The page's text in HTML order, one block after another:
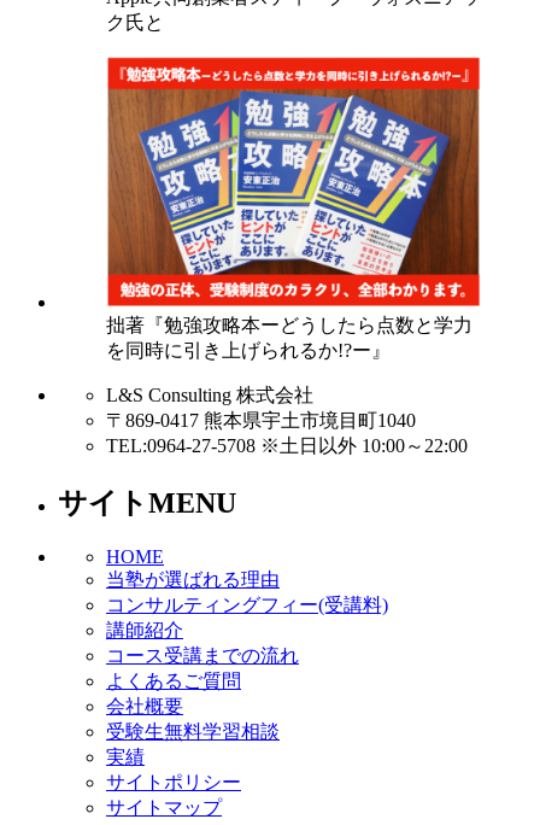
ク氏と
拙著『勉強攻略本ーどうしたら点数と学力
を同時に引き上げられるか!?ー』
L&S Consulting 株式会社
〒869-0417 熊本県宇土市境目町1040
TEL:0964-27-5708 ※土日以外 10:00～22:00
サイトMENU
HOME
当塾が選ばれる理由
コンサルティングフィー(受講料)
講師紹介
コース受講までの流れ
よくあるご質問
会社概要
受験生無料学習相談
実績
サイトポリシー
サイトマップ